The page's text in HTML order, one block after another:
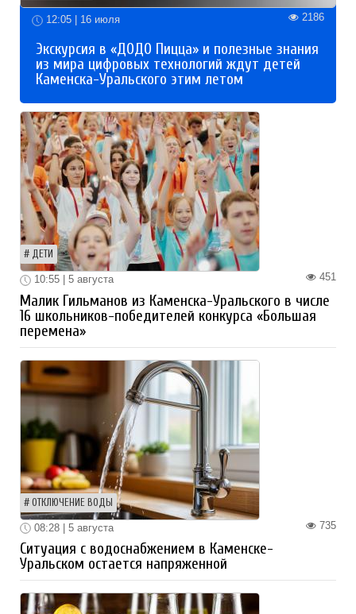
12:05 | 16 июля 2186
Экскурсия в «ДОДО Пицца» и полезные знания
из мира цифровых технологий ждут детей
Каменска-Уральского этим летом
ДЕТИ
451
10:55 | 5 августа
Малик Гильманов из Каменска-Уральского в числе
16 школьников-победителей конкурса «Большая
перемена»
ОТКЛЮЧЕНИЕ ВОДЫ
735
08:28 | 5 августа
Ситуация с водоснабжением в Каменске-
Уральском остается напряженной